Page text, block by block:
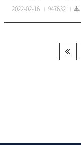
2022-02-16 947632